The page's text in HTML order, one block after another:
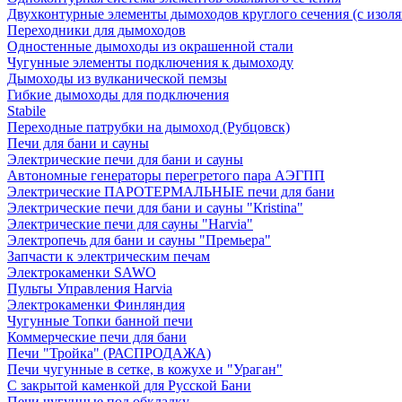
Двухконтурные элементы дымоходов круглого сечения (с
Переходники для дымоходов
Одностенные дымоходы из окрашенной стали
Чугунные элементы подключения к дымоходу
Дымоходы из вулканической пемзы
Гибкие дымоходы для подключения
Stabile
Переходные патрубки на дымоход (Рубцовск)
Печи для бани и сауны
Электрические печи для бани и сауны
Автономные генераторы перегретого пара АЭГПП
Электрические ПАРОТЕРМАЛЬНЫЕ печи для бани
Электрические печи для бани и сауны "Кristina"
Электрические печи для сауны "Harvia"
Электропечь для бани и сауны "Премьера"
Запчасти к электрическим печам
Электрокаменки SAWO
Пульты Управления Harvia
Электрокаменки Финляндия
Чугунные Топки банной печи
Коммерческие печи для бани
Печи "Тройка" (РАСПРОДАЖА)
Печи чугунные в сетке, в кожухе и "Ураган"
С закрытой каменкой для Русской Бани